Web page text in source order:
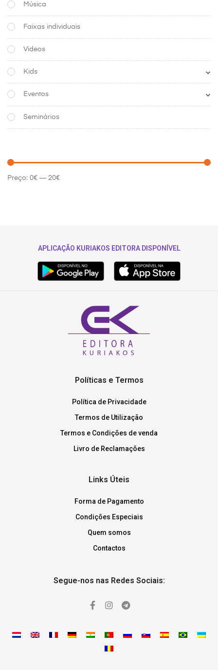
Música
Faixas individuais
Videos
Kids
Eventos
Seminários
Preço: 0€ — 20€
APLICAÇÃO KURIAKOS EDITORA DISPONÍVEL
Políticas e Termos
Política de Privacidade
Termos de Utilização
Termos e Condições de venda
Livro de Reclamações
Links Úteis
Forma de Pagamento
Condições Especiais
Quem somos
Contactos
Segue-nos nas Redes Sociais: